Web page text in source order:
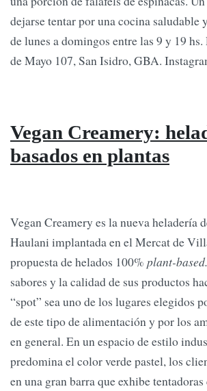
dejarse tentar por una cocina saludable
de lunes a domingos entre las 9 y 19
de Mayo 107, San Isidro, GBA.
Vegan Creamery:
basados en plantas
Vegan Creamery es la nueva heladería
Haulani implantada en el Mercat de
propuesta de helados 100% plant-based.
sabores y la calidad de sus productos
“spot” sea uno de los lugares elegidos
de este tipo de alimentación y por los
en general. En un espacio de estilo
predomina el color verde pastel, los
en una gran barra que exhibe tentadoras